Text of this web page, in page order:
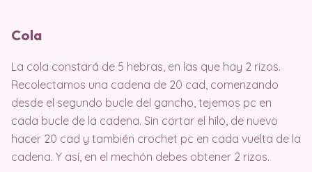
Cola
La cola constará de 5 hebras, en las que hay 2 rizos.
Recolectamos una cadena de 20 cad, comenzando
desde el segundo bucle del gancho, tejemos pc en
cada bucle de la cadena. Sin cortar el hilo, de nuevo
hacer 20 cad y también crochet pc en cada vuelta de la
cadena. Y así, en el mechón debes obtener 2 rizos.